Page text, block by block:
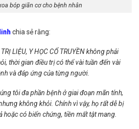
bóp giãn cơ cho bệnh nhân
chia sẻ rằng:
LIỆU, Y HỌC CỔ TRUYỀN không phải
thời gian điều trị có thể vài tuần đến vài
và đáp ứng của từng người.
tôi đa phần bệnh ở giai đoạn mãn tính,
không khỏi. Chính vì vậy, họ rất dễ bị
hoặc có biến chứng, tiền mất tật mang.